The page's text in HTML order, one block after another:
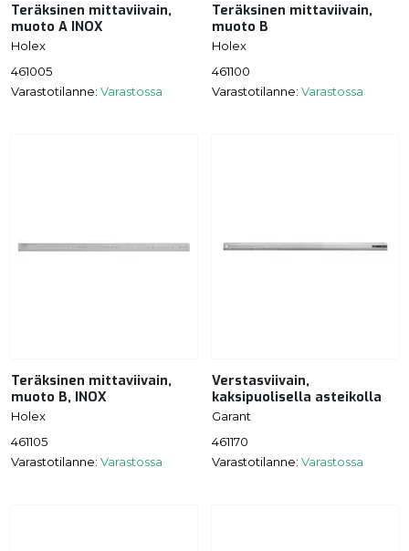
Teräksinen mittaviivain,
muoto A INOX
Holex
461005
Varastotilanne: Varastossa
Teräksinen mittaviivain,
muoto B
Holex
461100
Varastotilanne: Varastossa
Teräksinen mittaviivain,
muoto B, INOX
Holex
461105
Varastotilanne: Varastossa
Verstasviivain,
kaksipuolisella asteikolla
Garant
461170
Varastotilanne: Varastossa